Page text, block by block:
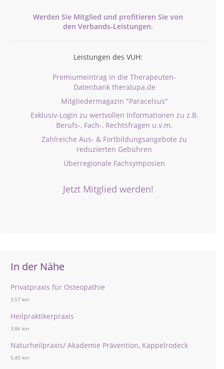
Werden Sie Mitglied und profitieren Sie von
den Verbands-Leistungen.
Leistungen des VUH:
Premiumeintrag in die Therapeuten-
Datenbank theralupa.de
Mitgliedermagazin "Paracelsus"
Exklusiv-Login zu wertvollen Informationen zu z.B.
Berufs-, Fach-, Rechtsfragen u.v.m.
Zahlreiche Aus- & Fortbildungsangebote zu
reduzierten Gebühren
Überregionale Fachsymposien
Jetzt Mitglied werden!
In der Nähe
Privatpraxis für Osteopathie
3,57 km
Heilpraktikerpraxis
3,86 km
Naturheilpraxis/ Akademie Prävention, Kappelrodeck
5,40 km